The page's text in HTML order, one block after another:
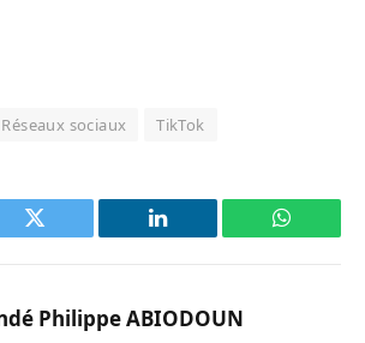
Réseaux sociaux TikTok
Twitter LinkedIn
Philippe ABIODOUN